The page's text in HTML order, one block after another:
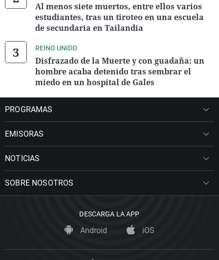
Al menos siete muertos, entre ellos varios
estudiantes, tras un tiroteo en una escuela
de secundaria en Tailandia
REINO UNIDO
Disfrazado de la Muerte y con guadaña: un
hombre acaba detenido tras sembrar el
miedo en un hospital de Gales
PROGRAMAS
EMISORAS
NOTICIAS
SOBRE NOSOTROS
DESCARGA LA APP
Android iOS